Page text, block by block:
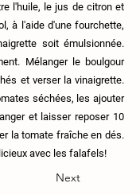
l'huile, le jus de citron et
à l'aide d'une fourchette,
soit émulsionnée.
Mélanger le boulgour
et verser la vinaigrette.
séchées, les ajouter
et laisser reposer 10
la tomate fraîche en dés.
avec les falafels!
Next